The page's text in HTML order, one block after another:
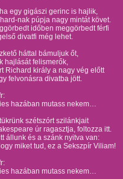
egy gigászi gerinc is hajlik,
nak púpja nagy mintát követ.
időben meggörbedt férfi
divatfi még lehet.
háttal bámuljuk őt,
hajlását felismerők,
Richard király a nagy vég előtt
felvonásra divatba jött.
hazában mutass nekem…
szétszórt szilánkjait
úr ragasztja, foltozza itt.
állunk és a szánk nyitva van:
miket tud, ez a Sekszpír Viliam!
hazában mutass nekem…